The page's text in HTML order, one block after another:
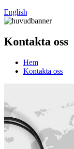
English
Kontakta oss
Hem
Kontakta oss